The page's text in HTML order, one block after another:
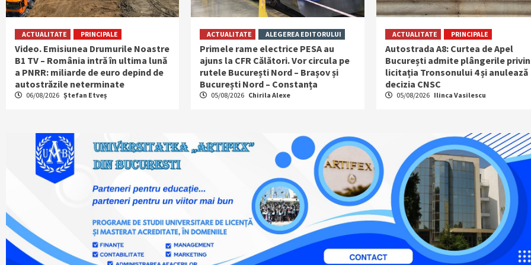
ACTUALITATE PRINCIPALE
Video. Emisiunea Drumurile Noastre
B1 TV – România intră în ultima lună
a PNRR: miliarde de euro depind de
autostrăzile neterminate
06/08/2026 Ștefan Etveș
ACTUALITATE ALEGEREA EDITORULUI
Primele rame electrice PESA au
ajuns la CFR Călători. Vor circula pe
rutele București Nord – Brașov și
București Nord – Constanța
05/08/2026 Chirila Alexe
ACTUALITATE PRINCIPALE
Autostrada A8: Curtea de Apel
București admite plângerile
licitația Tronsonului 4 și anulează
decizia CNSC
05/08/2026 Ilinca Vasilescu